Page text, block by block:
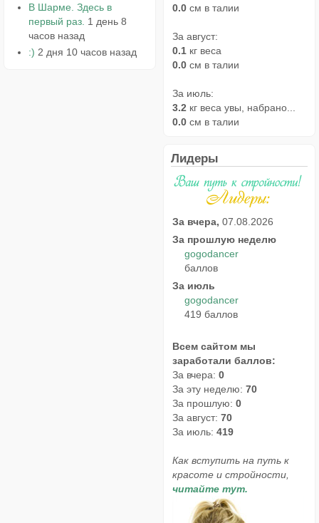
В Шарме. Здесь в
первый раз. 1 день 8
часов назад
:) 2 дня 10 часов назад
0.0 см в талии
За август:
0.1 кг веса
0.0 см в талии
За июль:
3.2 кг веса увы, набрано...
0.0 см в талии
Лидеры
За вчера, 07.08.2026
За прошлую неделю
gogodancer
баллов
За июль
gogodancer
419 баллов
Всем сайтом мы
заработали баллов:
За вчера: 0
За эту неделю: 70
За прошлую: 0
За август: 70
За июль: 419
Как вступить на путь к
красоте и стройности,
читайте тут.